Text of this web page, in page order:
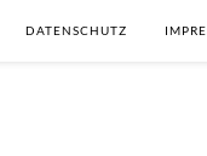
DATENSCHUTZ